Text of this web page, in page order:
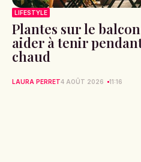
LIFESTYLE
Plantes sur le
aider à tenir
chaud
LAURA PERRET4 AOÛT 2026 11:16